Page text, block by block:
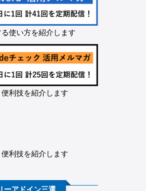
使い方を紹介します
利技を紹介します
利技を紹介します
ーアドイン三選